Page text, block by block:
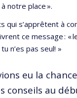
notre place ».
qui s’apprêtent à
ce message : «
n’es pas seul! »
eu la
conseils au